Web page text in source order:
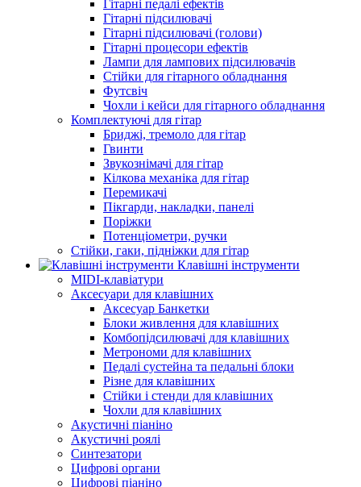
Гітарні педалі ефектів
Гітарні підсилювачі
Гітарні підсилювачі (голови)
Гітарні процесори ефектів
Лампи для лампових підсилювачів
Стійки для гітарного обладнання
Футсвіч
Чохли і кейси для гітарного обладнання
Комплектуючі для гітар
Бриджі, тремоло для гітар
Гвинти
Звукознімачі для гітар
Кілкова механіка для гітар
Перемикачі
Пікгарди, накладки, панелі
Поріжки
Потенціометри, ручки
Стійки, гаки, підніжки для гітар
Клавішні інструменти
MIDI-клавіатури
Аксесуари для клавішних
Аксесуар Банкетки
Блоки живлення для клавішних
Комбопідсилювачі для клавішних
Метрономи для клавішних
Педалі сустейна та педальні блоки
Різне для клавішних
Стійки і стенди для клавішних
Чохли для клавішних
Акустичні піаніно
Акустичні роялі
Синтезатори
Цифрові органи
Цифрові піаніно